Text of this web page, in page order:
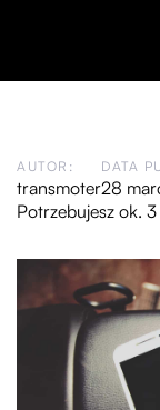
AUTOR:
transmoter
DATA
28
Potrzebujesz ok.